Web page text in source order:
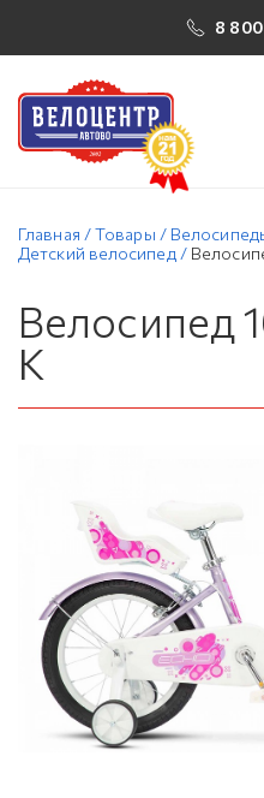
8
Главная /Товары /
Детский велосипед /
Велосипед
K